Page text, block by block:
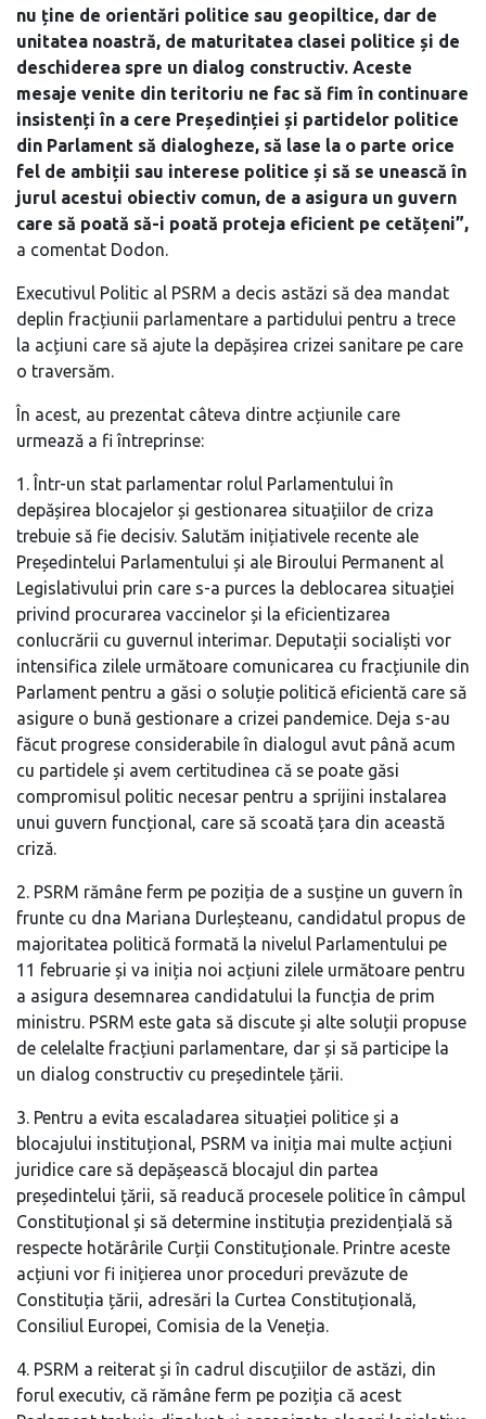
nu ține de orientări politice sau geopiltice, dar de
unitatea noastră, de maturitatea clasei politice și de
deschiderea spre un dialog constructiv. Aceste
mesaje venite din teritoriu ne fac să fim în continuare
insistenți în a cere Președinției și partidelor politice
din Parlament să dialogheze, să lase la o parte orice
fel de ambiții sau interese politice și să se unească în
jurul acestui obiectiv comun, de a asigura un guvern
care să poată să-i poată proteja eficient pe cetățeni”,
a comentat Dodon.
Executivul Politic al PSRM a decis astăzi să dea mandat
deplin fracțiunii parlamentare a partidului pentru a trece
la acțiuni care să ajute la depășirea crizei sanitare pe care
o traversăm.
În acest, au prezentat câteva dintre acțiunile care
urmează a fi întreprinse:
1. Într-un stat parlamentar rolul Parlamentului în
depășirea blocajelor și gestionarea situațiilor de criza
trebuie să fie decisiv. Salutăm inițiativele recente ale
Președintelui Parlamentului și ale Biroului Permanent al
Legislativului prin care s-a purces la deblocarea situației
privind procurarea vaccinelor și la eficientizarea
conlucrării cu guvernul interimar. Deputații socialiști vor
intensifica zilele următoare comunicarea cu fracțiunile din
Parlament pentru a găsi o soluție politică eficientă care să
asigure o bună gestionare a crizei pandemice. Deja s-au
făcut progrese considerabile în dialogul avut până acum
cu partidele și avem certitudinea că se poate găsi
compromisul politic necesar pentru a sprijini instalarea
unui guvern funcțional, care să scoată țara din această
criză.
2. PSRM rămâne ferm pe poziția de a susține un guvern în
frunte cu dna Mariana Durleșteanu, candidatul propus de
majoritatea politică formată la nivelul Parlamentului pe
11 februarie și va iniția noi acțiuni zilele următoare pentru
a asigura desemnarea candidatului la funcția de prim
ministru. PSRM este gata să discute și alte soluții propuse
de celelalte fracțiuni parlamentare, dar și să participe la
un dialog constructiv cu președintele țării.
3. Pentru a evita escaladarea situației politice și a
blocajului instituțional, PSRM va iniția mai multe acțiuni
juridice care să depășească blocajul din partea
președintelui țării, să readucă procesele politice în câmpul
Constituțional și să determine instituția prezidențială să
respecte hotărârile Curții Constituționale. Printre aceste
acțiuni vor fi inițierea unor proceduri prevăzute de
Constituția țării, adresări la Curtea Constituțională,
Consiliul Europei, Comisia de la Veneția.
4. PSRM a reiterat și în cadrul discuțiilor de astăzi, din
forul executiv, că rămâne ferm pe poziția că acest